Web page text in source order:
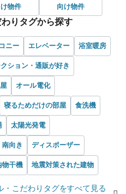
物件 向け物件
りタグから探す
ニー エレベーター 浴室暖房
ション・通販が好き
オール電化
寝るためだけの部屋 食洗機
太陽光発電
南向き ディスポーザー
物干機 地震対策された建物
・こだわりタグをすべて見る